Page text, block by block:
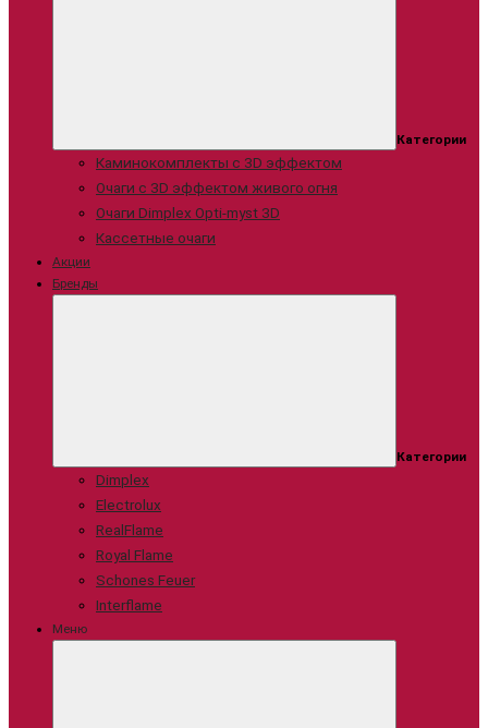
Категории
Каминокомплекты с 3D эффектом
Очаги с 3D эффектом живого огня
Очаги Dimplex Opti-myst 3D
Кассетные очаги
Акции
Бренды
Категории
Dimplex
Electrolux
RealFlame
Royal Flame
Schones Feuer
Interflame
Меню